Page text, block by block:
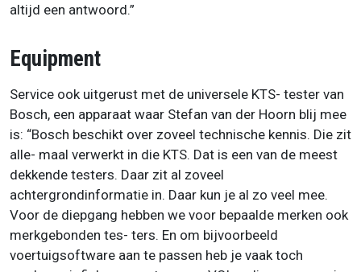
altijd een antwoord.”
Equipment
Service ook uitgerust met de universele KTS- tester van
Bosch, een apparaat waar Stefan van der Hoorn blij mee
is: “Bosch beschikt over zoveel technische kennis. Die zit
alle- maal verwerkt in die KTS. Dat is een van de meest
dekkende testers. Daar zit al zoveel
achtergrondinformatie in. Daar kun je al zo veel mee.
Voor de diepgang hebben we voor bepaalde merken ook
merkgebonden tes- ters. En om bijvoorbeeld
voertuigsoftware aan te passen heb je vaak toch